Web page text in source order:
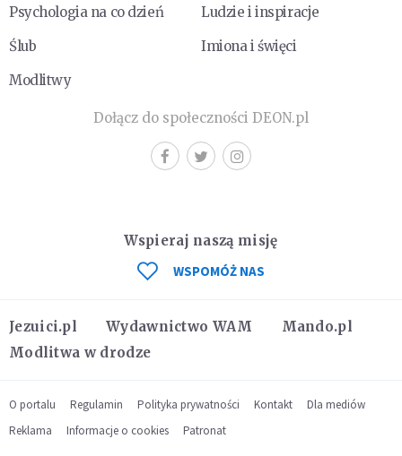
Psychologia na co dzień
Ludzie i inspiracje
Ślub
Imiona i święci
Modlitwy
Dołącz do społeczności DEON.pl
Jezuici.pl Wydawnictwo WAM
Mando.pl
Modlitwa w drodze
Wspieraj naszą misję
WSPOMÓŻ NAS
O portalu Regulamin Polityka prywatności Kontakt
Dla mediów
Reklama
Informacje o cookies Patronat